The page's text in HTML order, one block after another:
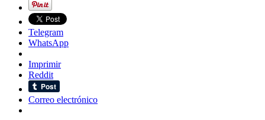
Telegram
WhatsApp
Imprimir
Reddit
Correo electrónico